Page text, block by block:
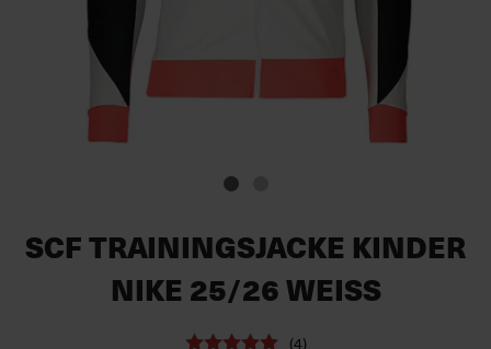
SCF TRAININGSJACKE KINDER
NIKE 25/26 WEISS
(4)